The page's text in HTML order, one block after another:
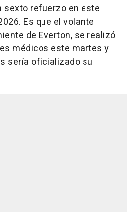
sexto refuerzo en este
Es que el volante
de Everton, se realizó
médicos este martes y
sería oficializado su